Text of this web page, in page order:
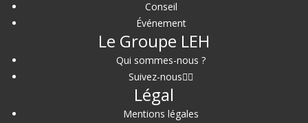
Conseil
Événement
Le Groupe LEH
Qui sommes-nous ?
Suivez-nous
Légal
Mentions légales